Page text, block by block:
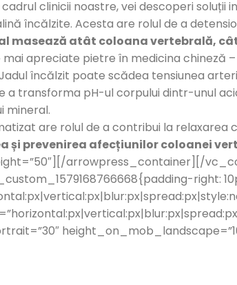
clinicii noastre, vei descoperi soluții
încălzite. Acesta are rolul de a
masează atât coloana vertebrală,
apreciate pietre în medicina chineză
încălzit poate scădea tensiunea
a transforma pH-ul corpului dintr-unul
mineral.
are rolul de a contribui la relaxarea
și prevenirea afecțiunilor coloanei
arrowpress_container][/